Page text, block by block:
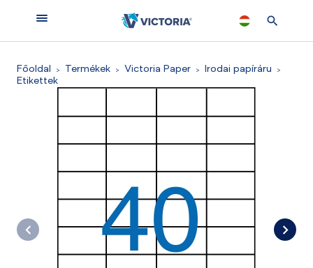
Főoldal Termékek Victoria Paper
Irodai papíráru
Etikettek